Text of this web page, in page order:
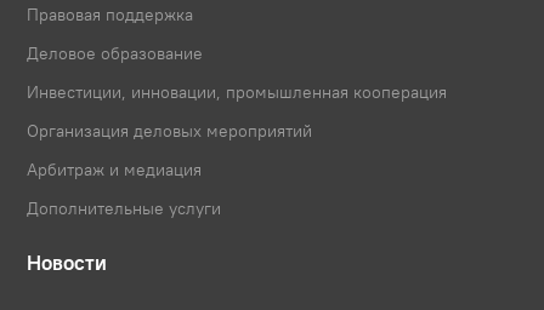
Правовая поддержка
Деловое образование
Инвестиции, инновации, промышленная кооперация
Организация деловых мероприятий
Арбитраж и медиация
Дополнительные услуги
Новости